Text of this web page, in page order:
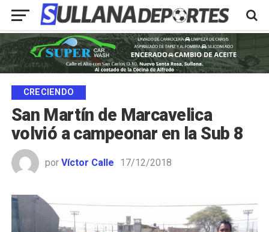
CRECIENDO
San Martín de Marcavelica
volvió a campeonar en la Sub 8
por Víctor Calle 17/12/2018